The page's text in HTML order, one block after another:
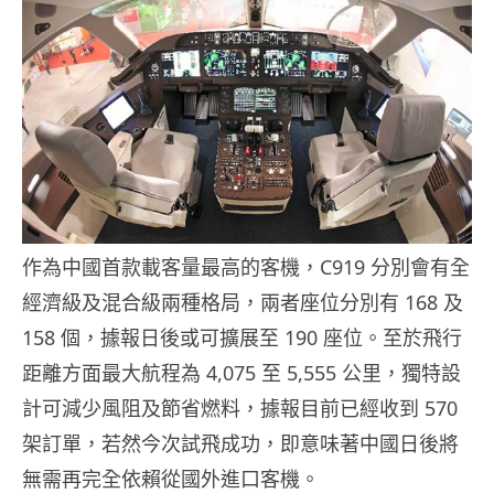
作為中國首款載客量最高的客機，C919 分別會有全
經濟級及混合級兩種格局，兩者座位分別有 168 及
158 個，據報日後或可擴展至 190 座位。至於飛行
距離方面最大航程為 4,075 至 5,555 公里，獨特設
計可減少風阻及節省燃料，據報目前已經收到 570
架訂單，若然今次試飛成功，即意味著中國日後將
無需再完全依賴從國外進口客機。